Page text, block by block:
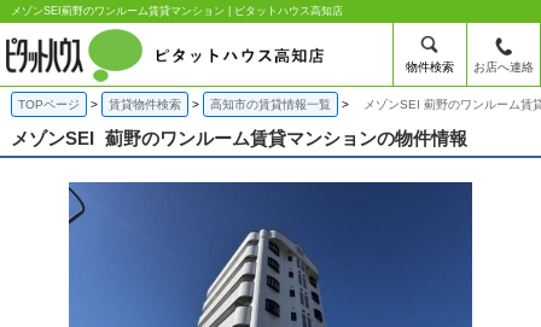
メゾンSEI薊野のワンルーム賃貸マンション | ピタットハウス高知店
物件検索 お店へ連絡
TOPページ 賃貸物件検索 高知市の賃貸情報一覧 メゾンSEI 薊野のワンルーム賃
メゾンSEI 薊野のワンルーム賃貸マンションの物件情報